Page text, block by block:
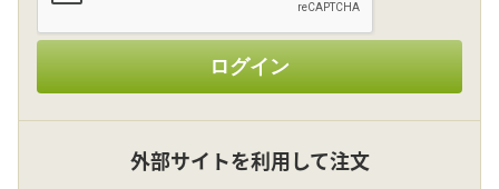
花言葉辞典
ログイン
外部サイトを利用して注文